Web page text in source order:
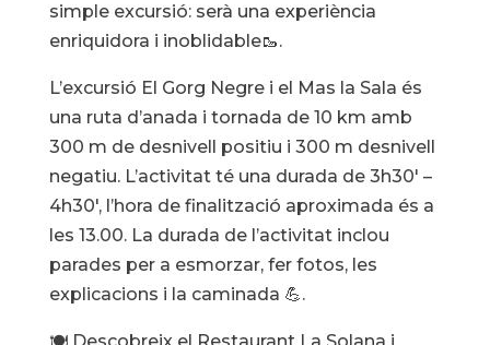
simple excursió: serà una experiència
enriquidora i inoblidable🥾.
L’excursió El Gorg Negre i el Mas la Sala és
una ruta d’anada i tornada de 10 km amb
300 m de desnivell positiu i 300 m desnivell
negatiu. L’activitat té una durada de 3h30′ –
4h30′, l’hora de finalització aproximada és a
les 13.00. La durada de l’activitat inclou
parades per a esmorzar, fer fotos, les
explicacions i la caminada 💪.